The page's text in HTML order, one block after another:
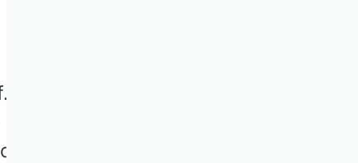
Dieser ist nicht
nicht vergessen
sollte daher